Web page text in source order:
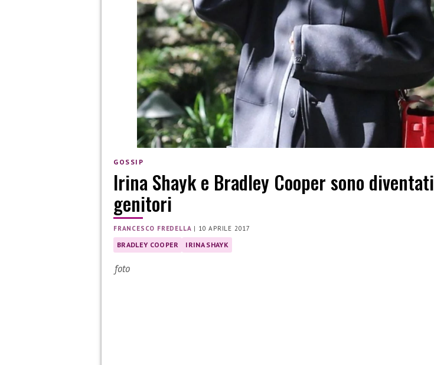
GOSSIP
Irina Shayk e Bradley Cooper sono diventati
genitori
FRANCESCO FREDELLA | 10 APRILE 2017
BRADLEY COOPER IRINA SHAYK
foto